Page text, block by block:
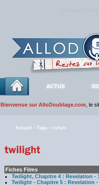
ACTUS
Bienvenue sur AlloDoublage.com , le
Accueil > Tags > twilight
Fiches Films
Twilight, Chapitre 4 : Revelation -
Twilight - Chapitre 5 : Revelation -